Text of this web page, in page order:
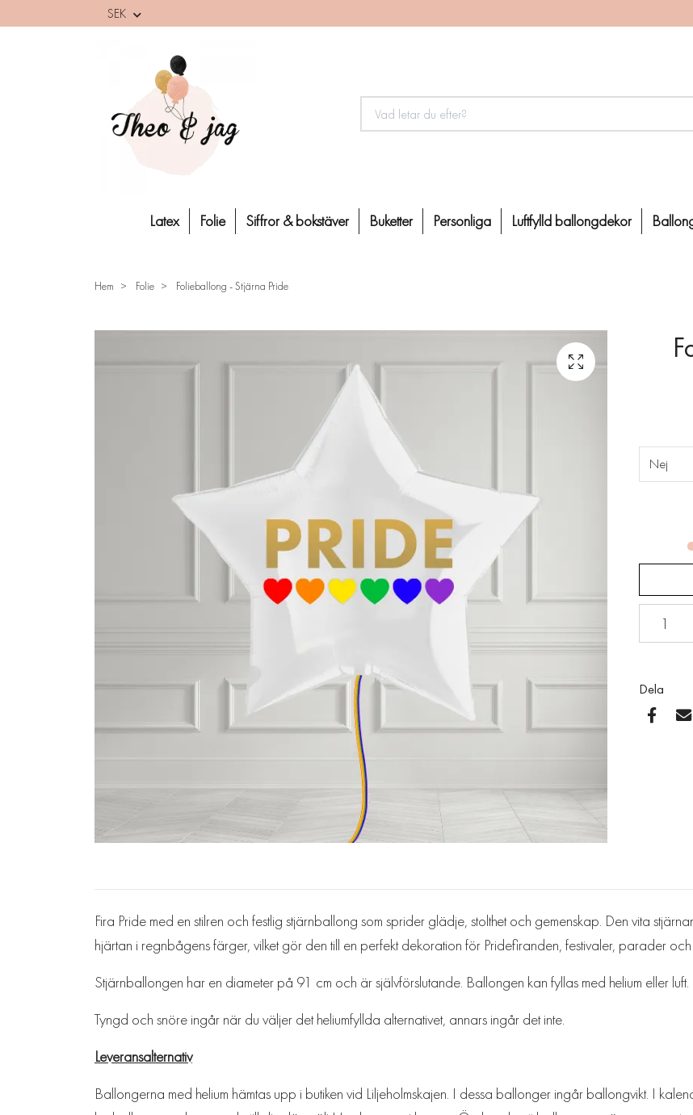
SEK
Latex Folie Siffror & bokstäver Buketter Personliga Luftfylld ballongdekor
Hem Folie Folieballong - Stjärna Pride
Nej
Dela
Fira Pride med en stilren och festlig stjärnballong som sprider glädje, stolthet och gemenskap. Den vita
hjärtan i regnbågens färger, vilket gör den till en perfekt dekoration för Pridefiranden, festivaler, parader och
Stjärnballongen har en diameter på 91 cm och är självförslutande. Ballongen kan fyllas med helium eller luft.
Tyngd och snöre ingår när du väljer det heliumfyllda alternativet, annars ingår det inte.
Leveransalternativ
Ballongerna med helium hämtas upp i butiken vid Liljeholmskajen. I dessa ballonger ingår ballongvikt. I